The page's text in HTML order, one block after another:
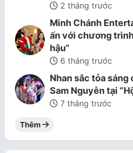
2 tháng trước
Minh Chánh
ấn với chương
hậu”
6 tháng trước
Nhan sắc tỏa sáng
Sam Nguyễn tại
7 tháng trước
Thêm